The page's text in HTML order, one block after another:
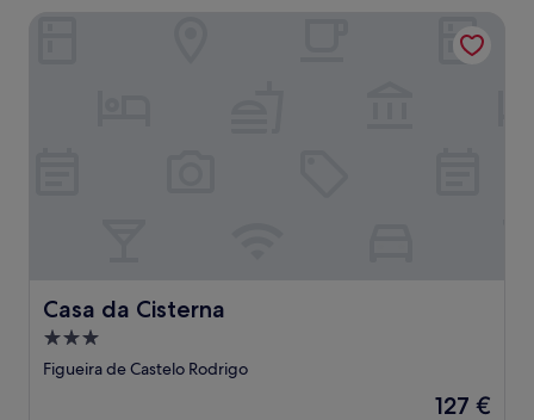
Casa da Cisterna
Casa da Cisterna
3.0-
Sterne-
Figueira de Castelo Rodrigo
Der
127 €